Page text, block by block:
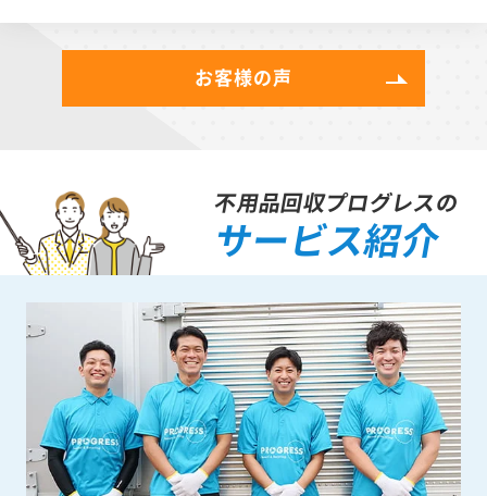
お客様の声
不用品回収プログレスの
サービス紹介